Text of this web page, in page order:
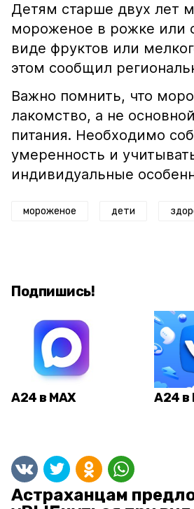
Детям старше двух лет
мороженое в рожке или
виде фруктов или
этом сообщил
Важно помнить, что
лакомство, а не
питания. Необходимо
умеренность и
индивидуальные
мороженое дети
Подпишись!
А24 в MAX А24 в
Астраханцам